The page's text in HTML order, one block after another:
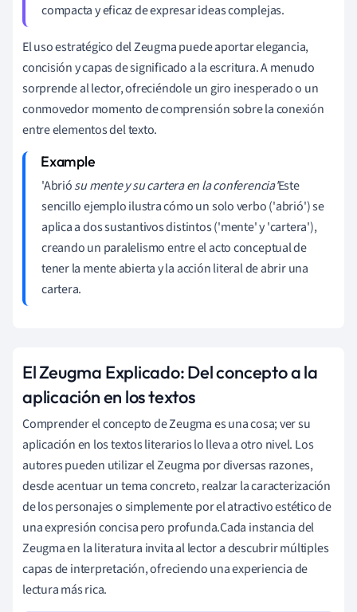
compacta y eficaz de expresar ideas complejas.
El uso estratégico del Zeugma puede aportar elegancia,
concisión y capas de significado a la escritura. A menudo
sorprende al lector, ofreciéndole un giro inesperado o un
conmovedor momento de comprensión sobre la conexión
entre elementos del texto.
'Abriósu mente y su cartera en la conferencia'Este
sencillo ejemplo ilustra cómo un solo verbo ('abrió') se
aplica a dos sustantivos distintos ('mente' y 'cartera'),
creando un paralelismo entre el acto conceptual de
tener la mente abierta y la acción literal de abrir una
cartera.
El Zeugma Explicado: Del concepto a la
aplicación en los textos
Comprender el concepto de Zeugma es una cosa; ver su
aplicación en los textos literarios lo lleva a otro nivel. Los
autores pueden utilizar el Zeugma por diversas razones,
desde acentuar un tema concreto, realzar la caracterización
de los personajes o simplemente por el atractivo estético de
una expresión concisa pero profunda.Cada instancia del
Zeugma en la literatura invita al lector a descubrir múltiples
capas de interpretación, ofreciendo una experiencia de
lectura más rica.